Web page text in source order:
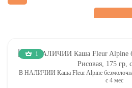
1
В НАЛИЧИИ Каша Fleur Alpine
с 4 мес